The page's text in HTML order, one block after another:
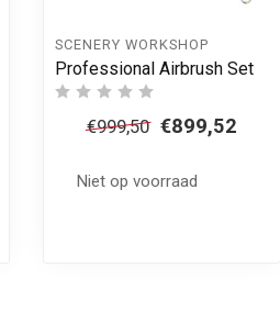
SCENERY WORKSHOP
Professional Airbrush Set
€999,50 €899,52
Niet op voorraad